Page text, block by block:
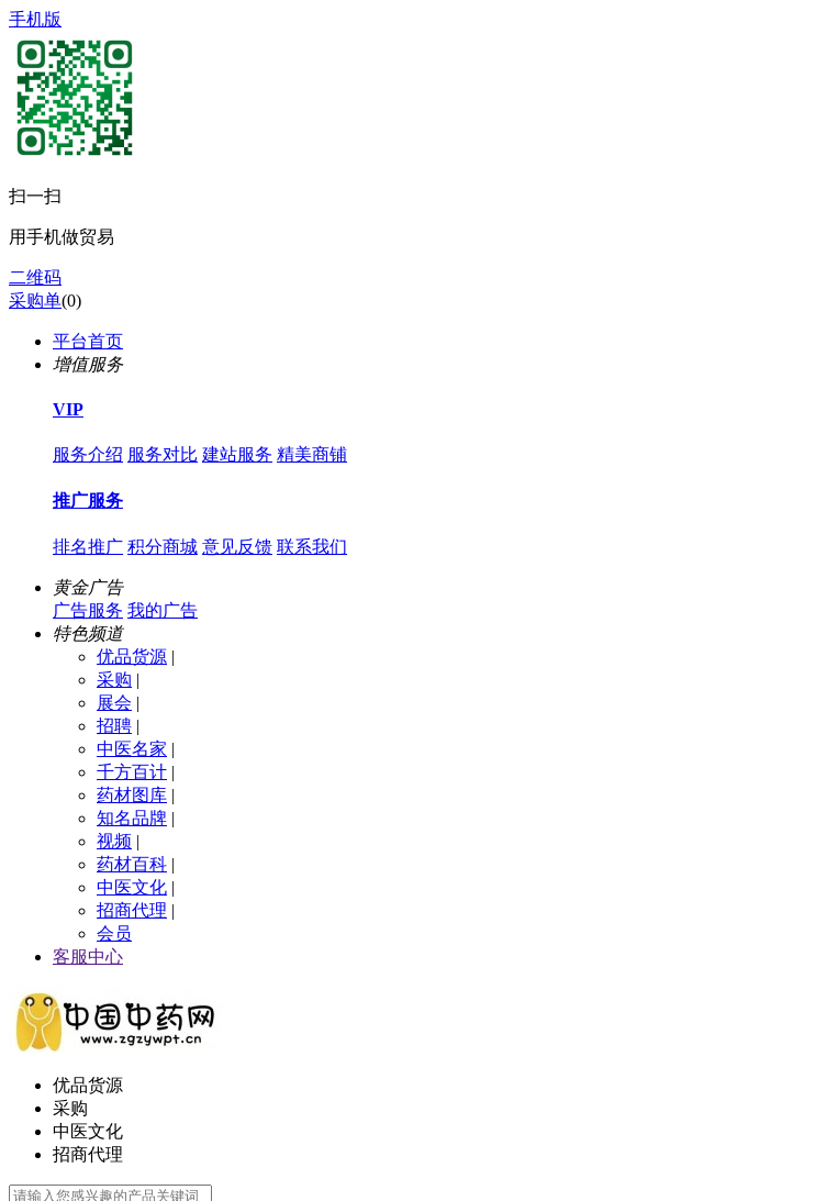
手机版
扫一扫
用手机做贸易
二维码
采购单(0)
平台首页
增值服务
VIP
服务介绍 服务对比 建站服务 精美商铺
推广服务
排名推广 积分商城 意见反馈 联系我们
黄金广告
广告服务 我的广告
特色频道
优品货源 |
采购 |
展会 |
招聘 |
中医名家 |
千方百计 |
药材图库 |
知名品牌 |
视频 |
药材百科 |
中医文化 |
招商代理 |
会员
客服中心
优品货源
采购
中医文化
招商代理